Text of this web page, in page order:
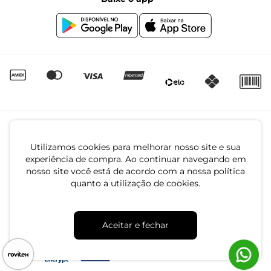
Utilizamos cookies para melhorar nosso site e sua
experiência de compra. Ao continuar navegando em
nosso site você está de acordo com a nossa política
quanto a utilização de cookies.
Aceitar e fechar
Canal de Denúncias | Ética
Igualdade Salarial
CNPJ: 79.233.672/0001-05
Av. Maria Marangoni, 391 - 89129-080 - Luiz Alves - SC